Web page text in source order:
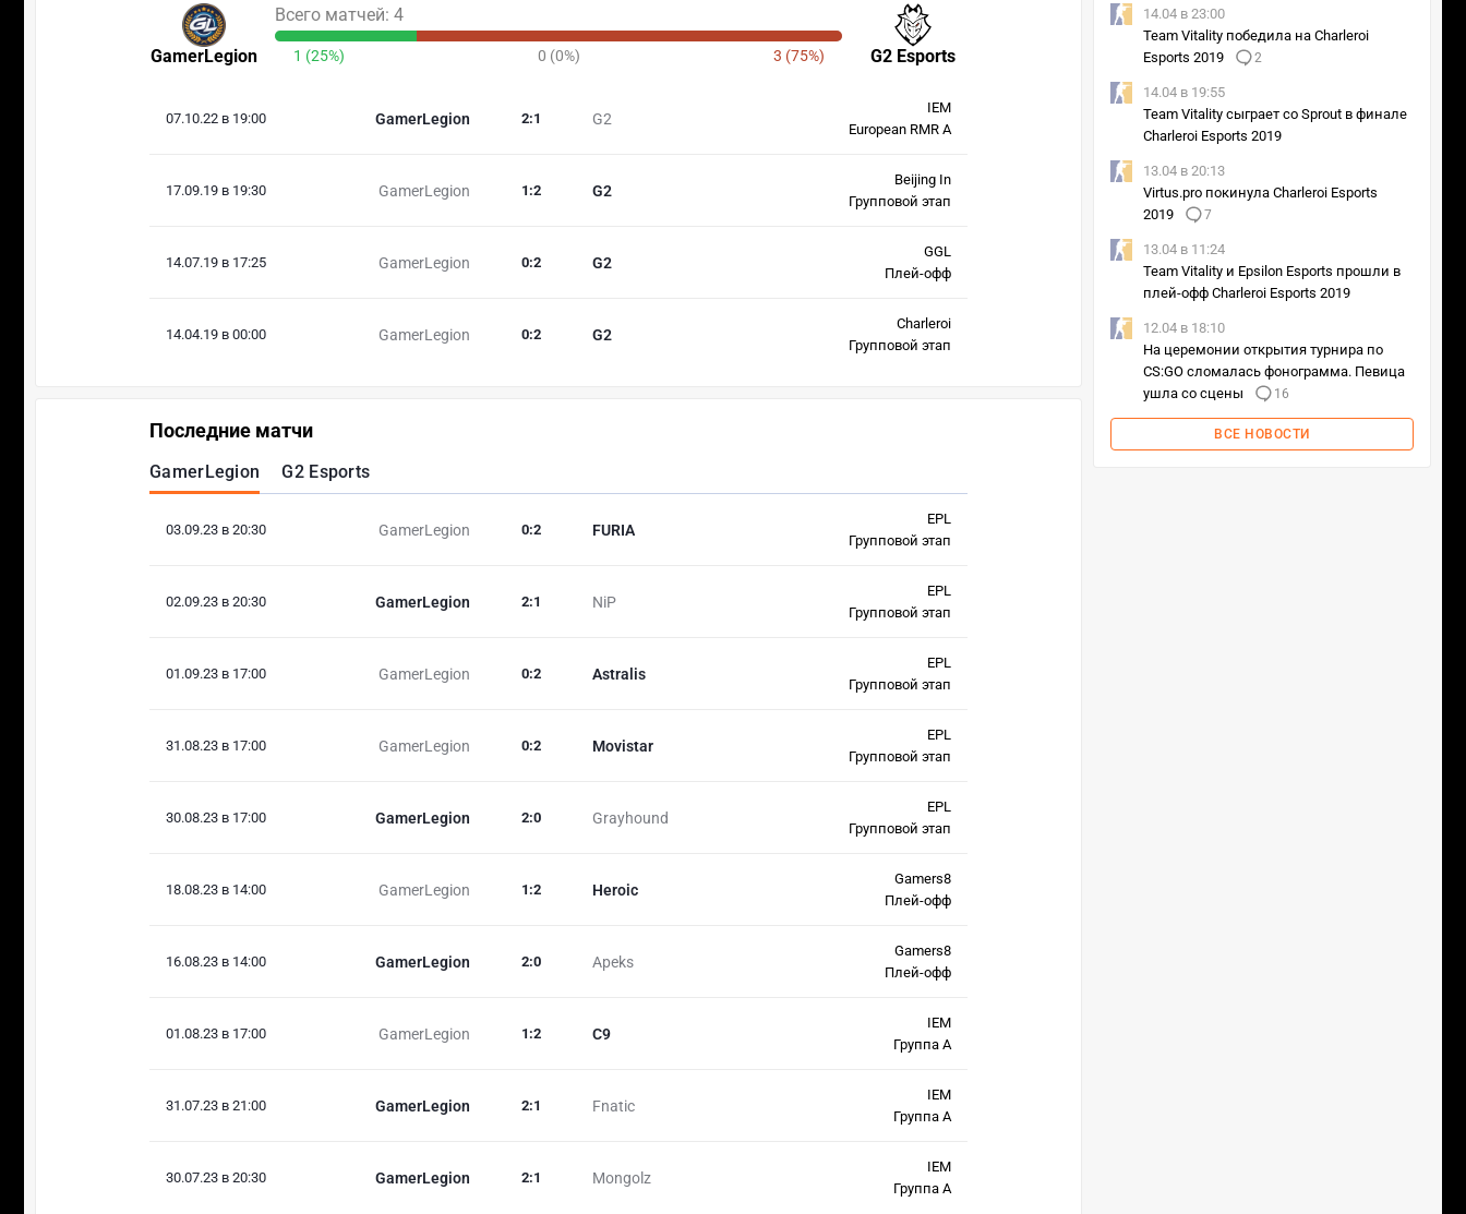
GamerLegion G2 Esports
Всего матчей: 4
1 (25%) 0 (0%) 3 (75%)
07.10.22 в 19:00 GamerLegion G2
2:1
IEM
European RMR A
17.09.19 в 19:30 GamerLegion G2
1 :2
Beijing In
Групповой этап
14.07.19 в 17:25 GamerLegion G2
0:2
GGL
Плей-офф
14.04.19 в 00:00 GamerLegion G2
0:2
Charleroi
Групповой этап
Последние матчи
GamerLegion G2 Esports
03.09.23 в 20:30 GamerLegion FURIA
0:2
EPL
Групповой этап
02.09.23 в 20:30 GamerLegion NiP
2:1
EPL
Групповой этап
01.09.23 в 17:00 GamerLegion Astralis
0:2
EPL
Групповой этап
31.08.23 в 17:00 GamerLegion Movistar
0:2
EPL
Групповой этап
30.08.23 в 17:00 GamerLegion Grayhound
2:0
EPL
Групповой этап
18.08.23 в 14:00 GamerLegion Heroic
1 :2
Gamers8
Плей-офф
16.08.23 в 14:00 GamerLegion Apeks
2:0
Gamers8
Плей-офф
01.08.23 в 17:00 GamerLegion C9
1 :2
IEM
Группа A
31.07.23 в 21:00 GamerLegion Fnatic
2:1
IEM
Группа A
30.07.23 в 20:30 GamerLegion Mongolz
2:1
IEM
Группа A
14.04 в 23:00
Team Vitality победила на Charleroi
Esports 2019
2
14.04 в 19:55
Team Vitality сыграет со Sprout в финале
Charleroi Esports 2019
13.04 в 20:13
Virtus.pro покинула Charleroi Esports
2019
7
13.04 в 11:24
Team Vitality и Epsilon Esports прошли в
плей-офф Charleroi Esports 2019
12.04 в 18:10
На церемонии открытия турнира по
CS:GO сломалась фонограмма. Певица
ушла со сцены
16
ВСЕ НОВОСТИ